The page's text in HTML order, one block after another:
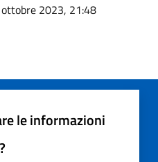
2023, 21:48
le informazioni